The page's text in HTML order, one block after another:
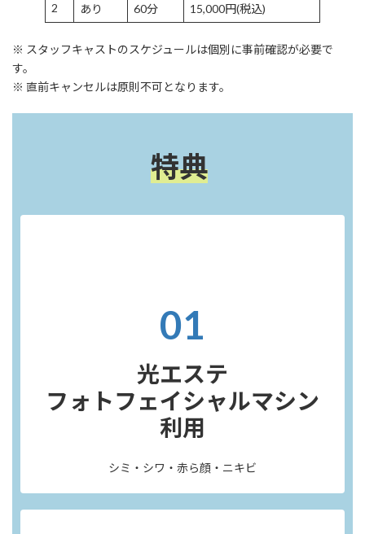
2 あり 60分 15,000円(税込)
※ スタッフキャストのスケジュールは個別に事前確認が必要で
す。
※ 直前キャンセルは原則不可となります。
特典
01
光エステ
フォトフェイシャルマシン
利用
シミ・シワ・赤ら顔・ニキビ